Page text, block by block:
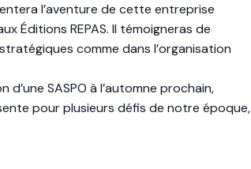
l’aventure de cette entreprise
Éditions REPAS. Il témoigneras de
comme dans l’organisation
SASPO à l’automne prochain,
pour plusieurs défis de notre époque,